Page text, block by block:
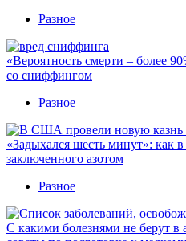
Разное
«Вероятность смерти – более
со сниффингом
Разное
«Задыхался шесть минут»: как
заключенного азотом
Разное
С какими болезнями не берут в